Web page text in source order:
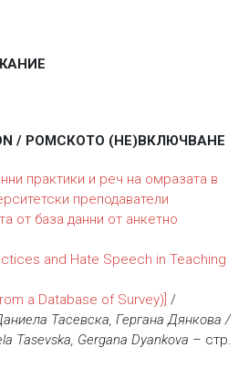
/ РОМСКОТО (НЕ)ВКЛЮЧВАНЕ
практики и реч на омразата в
преподаватели
от база данни от анкетно
and Hate Speech in Teaching
a Database of Survey)] /
Тасевска, Гергана Дянкова /
Tasevska, Gergana Dyankova – стр.